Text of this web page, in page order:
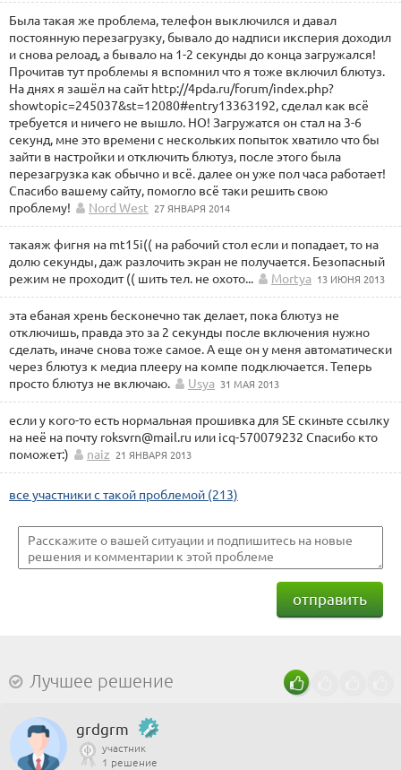
Была такая же проблема, телефон выключился и давал
постоянную перезагрузку, бывало до надписи иксперия доходил
и снова релоад, а бывало на 1-2 секунды до конца загружался!
Прочитав тут проблемы я вспомнил что я тоже включил блютуз.
На днях я зашёл на сайт http://4pda.ru/forum/index.php?
showtopic=245037&st=12080#entry13363192, сделал как всё
требуется и ничего не вышло. НО! Загружатся он стал на 3-6
секунд, мне это времени с нескольких попыток хватило что бы
зайти в настройки и отключить блютуз, после этого была
перезагрузка как обычно и всё. далее он уже пол часа работает!
Спасибо вашему сайту, помогло всё таки решить свою
проблему!
Nord West 27 ЯНВАРЯ 2014
такаяж фигня на mt15i(( на рабочий стол если и попадает, то на
долю секунды, даж разлочить экран не получается. Безопасный
режим не проходит (( шить тел. не охото...
Mortya 13 ИЮНЯ 2013
эта ебаная хрень бесконечно так делает, пока блютуз не
отключишь, правда это за 2 секунды после включения нужно
сделать, иначе снова тоже самое. А еще он у меня автоматически
через блютуз к медиа плееру на компе подключается. Теперь
просто блютуз не включаю.
Usya 31 МАЯ 2013
если у кого-то есть нормальная прошивка для SE скиньте ссылку
на неё на почту roksvrn@mail.ru или icq-570079232 Спасибо кто
поможет:)
naiz 21 ЯНВАРЯ 2013
все участники с такой проблемой (213)
отправить
Лучшее решение
grdgrm
участник
1 решение